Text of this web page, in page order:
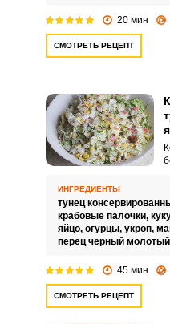
20 мин
СМОТРЕТЬ РЕЦЕПТ
ИНГРЕДИЕНТЫ
тунец
крабовые палочки,
яйцо, огурцы, укроп,
перец черный
45 мин
СМОТРЕТЬ РЕЦЕПТ